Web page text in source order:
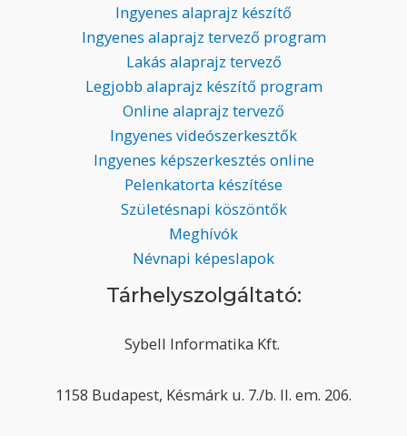
Ingyenes alaprajz készítő
Ingyenes alaprajz tervező program
Lakás alaprajz tervező
Legjobb alaprajz készítő program
Online alaprajz tervező
Ingyenes videószerkesztők
Ingyenes képszerkesztés online
Pelenkatorta készítése
Születésnapi köszöntők
Meghívók
Névnapi képeslapok
Tárhelyszolgáltató:
Sybell Informatika Kft.
1158 Budapest, Késmárk u. 7./b. II. em. 206.